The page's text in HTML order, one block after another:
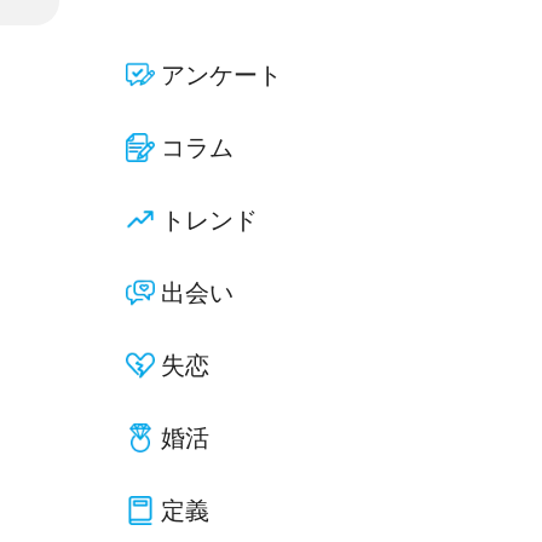
アンケート
コラム
トレンド
出会い
失恋
婚活
定義